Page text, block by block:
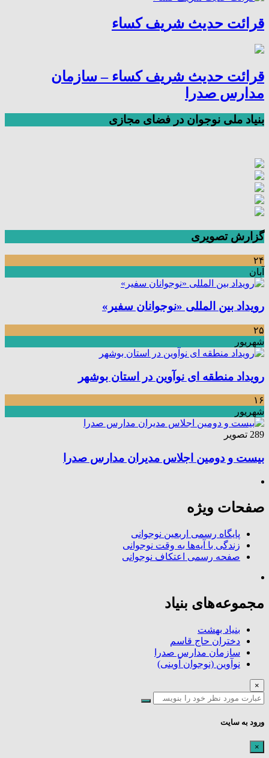
قرائت حدیث شریف کساء
قرائت حدیث شریف کساء – سازمان
مدارس صدرا
بنیاد ملی نوجوان در فضای مجازی
گزارش تصویری
۲۴
آبان
رویداد بین المللی «نوجوانان سفیر»
۲۵
شهریور
رویداد منطقه ای نوآوین در استان بوشهر
۱۶
شهریور
289 تصویر
بیست و دومین اجلاس مدیران مدارس صدرا
صفحات ویژه
پایگاه رسمی اربعین نوجوانی
زندگی با آیه‌ها به وقت نوجوانی
صفحه رسمی اعتکاف نوجوانی
مجموعه‌های بنیاد
بنیاد بهشت
دختران حاج قاسم
سازمان مدارس صدرا
نوآوین (نوجوان آوینی)
×
ورود به سایت
×